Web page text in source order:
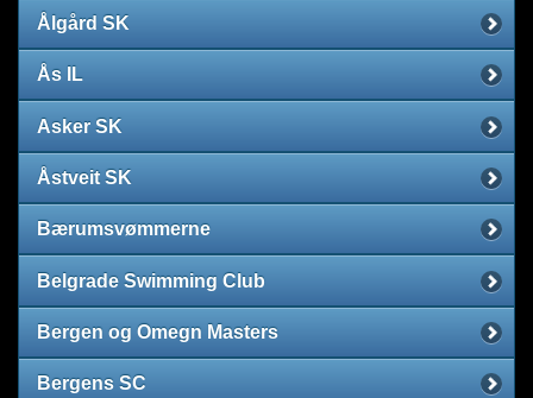
Ålgård SK
Ås IL
Asker SK
Åstveit SK
Bærumsvømmerne
Belgrade Swimming Club
Bergen og Omegn Masters
Bergens SC